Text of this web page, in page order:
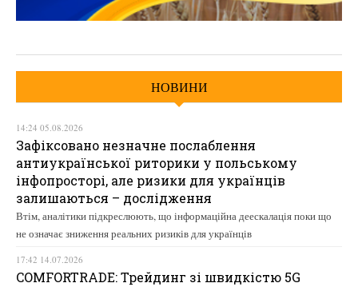
НОВИНИ
14:24 05.08.2026
Зафіксовано незначне послаблення
антиукраїнської риторики у польському
інфопросторі, але ризики для українців
залишаються – дослідження
Втім, аналітики підкреслюють, що інформаційна деескалація поки що
не означає зниження реальних ризиків для українців
17:42 14.07.2026
COMFORTRADE: Трейдинг зі швидкістю 5G